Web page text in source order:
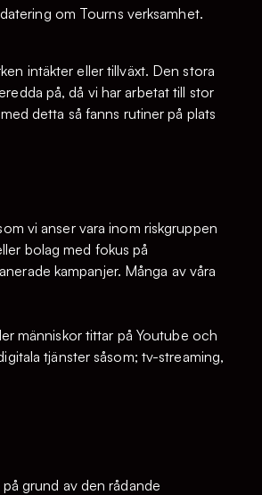
om Tourns verksamhet.
intäkter eller tillväxt. Den stora
på, då vi har arbetat till stor
detta så fanns rutiner på plats
vi anser vara inom riskgruppen
bolag med fokus på
kampanjer. Många av våra
människor tittar på Youtube och
tjänster såsom; tv-streaming,
grund av den rådande